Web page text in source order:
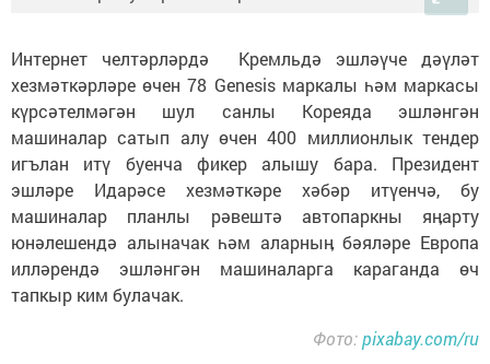
Интернет челтәрләрдә Кремльдә эшләүче дәүләт
хезмәткәрләре өчен 78 Genesis маркалы һәм маркасы
күрсәтелмәгән шул санлы Кореяда эшләнгән
машиналар сатып алу өчен 400 миллионлык тендер
игълан итү буенча фикер алышу бара. Президент
эшләре Идарәсе хезмәткәре хәбәр итүенчә, бу
машиналар планлы рәвештә автопаркны яӊарту
юнәлешендә алыначак һәм аларныӊ бәяләре Европа
илләрендә эшләнгән машиналарга караганда өч
тапкыр ким булачак.
Фото:pixabay.com/ru